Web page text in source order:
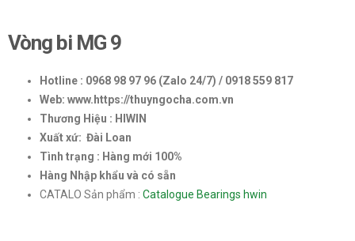
Vòng bi MG 9
Hotline : 0968 98 97 96 (Zalo 24/7) / 0918 559 817
Web: www.https://thuyngocha.com.vn
Thương Hiệu : HIWIN
Xuất xứ: Đài Loan
Tình trạng : Hàng mới 100%
Hàng Nhập khẩu và có sẵn
CATALO Sản phẩm : Catalogue Bearings hwin